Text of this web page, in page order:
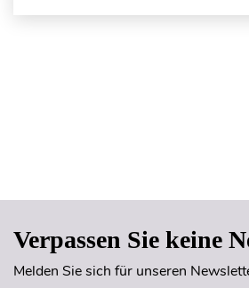
Verpassen Sie keine
Melden Sie sich für unseren